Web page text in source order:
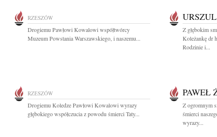
RZESZÓW
Drogiemu Pawłowi Kowalowi współtwórcy
Muzeum Powstania Warszawskiego, i naszemu...
Z głębokim
Koleżankę dr
Rodzinie i...
RZESZÓW
Drogiemu Koledze Pawłowi Kowalowi wyrazy
głębokiego współczucia z powodu śmierci Taty...
PAWEŁ
Z ogromnym
śmierci
wyrazy...